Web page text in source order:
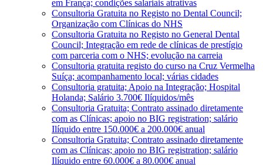
em França; condições salariais atrativas
Consultoria Gratuita no Registo no Dental Council;
Organização com Clínicas do NHS
Consultoria Gratuita no Registo no General Dental
Council; Integração em rede de clínicas de prestígio
com parceria com o NHS; evolução na carreia
Consultoria gratuita registo do curso na Cruz Vermelha
Suíça; acompanhamento local; várias cidades
Consultoria gratuita; Apoio na Integração; Hospital
Holanda; Salário 3.700€ Ilíquidos/mês
Consultoria Gratuita; Contrato assinado diretamente
com as Clínicas; apoio no BIG registration; salário
Ilíquido entre 150.000€ a 200.000€ anual
Consultoria Gratuita; Contrato assinado diretamente
com as Clínicas; apoio no BIG registration; salário
Ilíquido entre 60.000€ a 80.000€ anual